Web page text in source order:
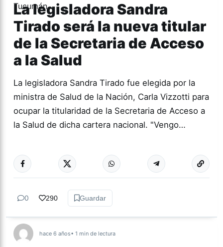
La legisladora Sandra
Tirado será la nueva titular
de la Secretaria de Acceso
a la Salud
La legisladora Sandra Tirado fue elegida por la
ministra de Salud de la Nación, Carla Vizzotti para
ocupar la titularidad de la Secretaria de Acceso a
la Salud de dicha cartera nacional. "Vengo…
NACIONALES Más
0 290 Guardar
hace 6 años• 1 min de lectura